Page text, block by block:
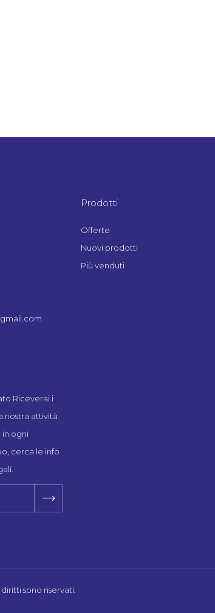
Riceverai i
nostra attività
in ogni
cerca le info
Prodotti
Offerte
Nuovi prodotti
Più venduti
sono riservati.